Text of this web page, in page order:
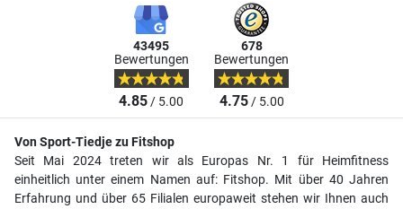
43495
Bewertungen
4.85/ 5.00
678
Bewertungen
4.75/ 5.00
Von Sport-Tiedje zu Fitshop
Seit Mai 2024 treten wir als Europas Nr. 1 für Heimfitness
einheitlich unter einem Namen auf: Fitshop. Mit über 40 Jahren
Erfahrung und über 65 Filialen europaweit stehen wir Ihnen auch